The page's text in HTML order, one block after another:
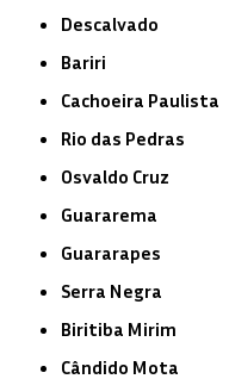
Descalvado
Bariri
Cachoeira Paulista
Rio das Pedras
Osvaldo Cruz
Guararema
Guararapes
Serra Negra
Biritiba Mirim
Cândido Mota